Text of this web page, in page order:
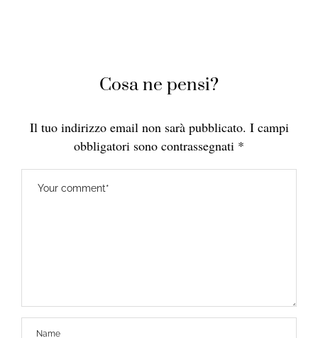
Cosa ne pensi?
Il tuo indirizzo email non sarà pubblicato. I campi
obbligatori sono contrassegnati *